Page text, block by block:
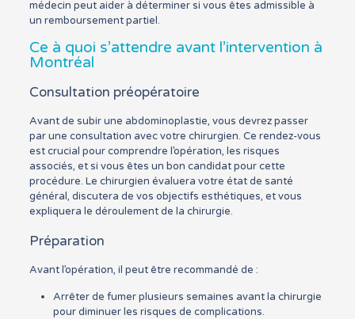
médecin peut aider à déterminer si vous êtes admissible à
un remboursement partiel.
Ce à quoi s’attendre avant l’intervention à
Montréal
Consultation préopératoire
Avant de subir une abdominoplastie, vous devrez passer
par une consultation avec votre chirurgien. Ce rendez-vous
est crucial pour comprendre l’opération, les risques
associés, et si vous êtes un bon candidat pour cette
procédure. Le chirurgien évaluera votre état de santé
général, discutera de vos objectifs esthétiques, et vous
expliquera le déroulement de la chirurgie.
Préparation
Avant l’opération, il peut être recommandé de :
Arrêter de fumer plusieurs semaines avant la chirurgie
pour diminuer les risques de complications.